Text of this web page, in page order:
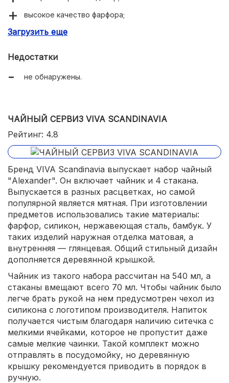
высокое качество фарфора;
подходит для особых событий и на каждый день.
Загрузить еще
Недостатки
не обнаружены.
ЧАЙНЫЙ СЕРВИЗ VIVA SCANDINAVIA
Рейтинг: 4.8
Бренд VIVA Scandinavia выпускает набор чайный
"Alexander". Он включает чайник и 4 стакана.
Выпускается в разных расцветках, но самой
популярной является мятная. При изготовлении
предметов использовались такие материалы:
фарфор, силикон, нержавеющая сталь, бамбук. У
таких изделий наружная отделка матовая, а
внутренняя — глянцевая. Общий стильный дизайн
дополняется деревянной крышкой.
Чайник из такого набора рассчитан на 540 мл, а
стаканы вмещают всего 70 мл. Чтобы чайник было
легче брать рукой на нем предусмотрен чехол из
силикона с логотипом производителя. Напиток
получается чистым благодаря наличию ситечка с
мелкими ячейками, которое не пропустит даже
самые мелкие чаинки. Такой комплект можно
отправлять в посудомойку, но деревянную
крышку рекомендуется приводить в порядок в
ручную.